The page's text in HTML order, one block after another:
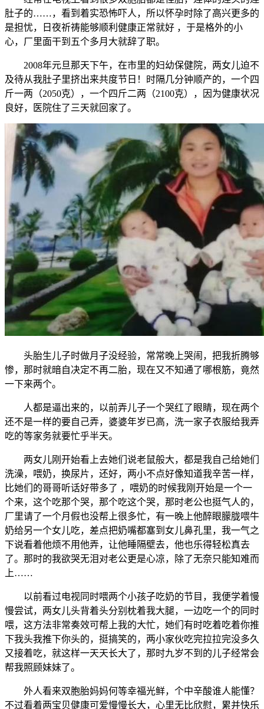
肚子的……，看到着实恐怖吓人，所以怀孕时除了高兴更多的
是担忧，日夜祈祷能够顺利健康正常就好 ，于是格外的小
心，厂里面干到五个多月大就辞了职。
2008年元旦那天下午，在市里的妇幼保健院，两女儿迫不
及待从我肚子里挤出来共度节日！时隔几分钟顺产的，一个四
斤一两（2050克），一个四斤二两（2100克），因为健康状况
良好，医院住了三天就回家了。
头胎生儿子时做月子没经验，常常晚上哭闹，把我折腾够
惨，那时就暗自决定不再二胎，现在又不知通了哪根筋，竟然
一下来两个。
人都是逼出来的，以前弄儿子一个哭红了眼睛，现在两个
还不是一样的要自己弄，婆婆年岁已高，洗一家子衣服给我弄
吃的等家务就要忙乎半天。
两女儿刚开始看上去她们说老鼠般大，都是我自己给她们
洗澡，喂奶，换尿片，还好，两小不点好像知道我辛苦一样，
比她们的哥哥听话好带多了 ，喂奶的时候我刚开始是一个一
个来，这个吃那个哭，那个吃这个哭，那时老公也挺气人的，
厂里请了一个月假也没帮上很多忙，有一晚上他醉眼朦胧喂牛
奶给另一个女儿吃，差点把奶嘴都塞到女儿鼻孔里，我一气之
下说看着他烦不用他弄，让他睡隔壁去，他也乐得轻松真去
了。那时的我欲哭无泪对老公更是心凉，除了无奈只能知难而
上……
以前看过电视同时喂两个小孩子吃奶的节目，我便学着慢
慢尝试，两女儿头背着头分别枕着我大腿，一边吃一个的同时
喂，这方法非常奏效可帮上我的大忙，她们有时吃着吃着你推
下我头我推下你头的，挺搞笑的，两小家伙吃完拉拉完没多久
又接着吃，就这样一天天长大了，那时九岁不到的儿子经常会
帮我照顾妹妹了。
外人看来双胞胎妈妈何等幸福光鲜，个中辛酸谁人能懂？
不过看着两宝贝健康可爱慢慢长大，心里无比欣慰，累并快乐